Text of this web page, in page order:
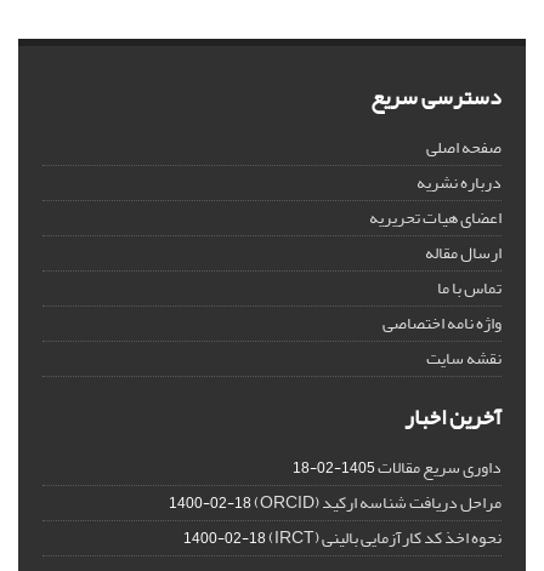
دسترسی سریع
صفحه اصلی
درباره نشریه
اعضای هیات تحریریه
ارسال مقاله
تماس با ما
واژه نامه اختصاصی
نقشه سایت
آخرین اخبار
داوری سریع مقالات1405-02-18
مراحل دریافت شناسه ارکید (ORCID) 1400-02-18
نحوه اخذ کد کارآزمایی بالینی (IRCT) 1400-02-18